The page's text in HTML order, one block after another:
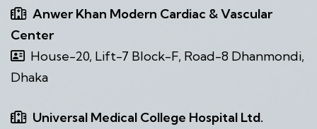
Anwer Khan Modern Cardiac & Vascular
Center
House-20, Lift-7 Block-F, Road-8 Dhanmondi,
Dhaka
Universal Medical College Hospital Ltd.